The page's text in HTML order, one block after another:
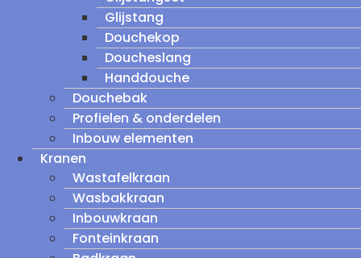
Glijstang
Douchekop
Doucheslang
Handdouche
Douchebak
Profielen & onderdelen
Inbouw elementen
Kranen
Wastafelkraan
Wasbakkraan
Inbouwkraan
Fonteinkraan